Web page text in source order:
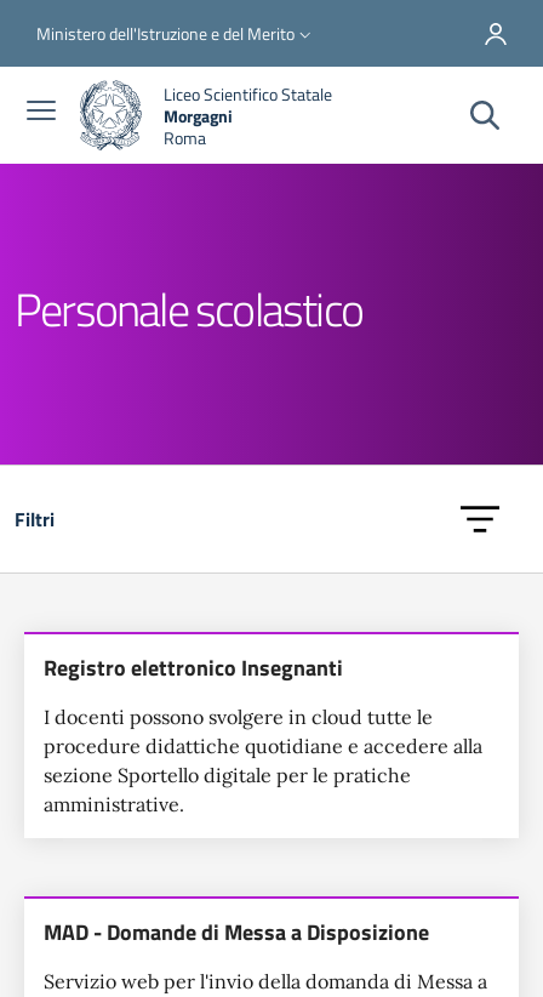
Slim top
Ministero dell'Istruzione e del Merito
Liceo Scientifico Statale
Morgagni
Roma
Personale scolastico
Filtri
Lista dei servizi
Registro elettronico Insegnanti
I docenti possono svolgere in cloud tutte le
procedure didattiche quotidiane e accedere alla
sezione Sportello digitale per le pratiche
amministrative.
MAD - Domande di Messa a Disposizione
Servizio web per l'invio della domanda di Messa a